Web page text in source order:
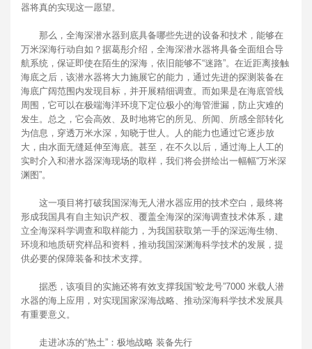
器将真的实现这一愿望。
那么，全海深潜水器到底具备哪些先进的设备和技术，能够在
万米深海行动自如？据葛彤介绍，全海深潜水器将具备全面组合导
航系统，保证即使在陌生的深海，依旧能够不“迷路”。在近距离接触
海底之后，该潜水器将大力施展它的能力，通过先进的探测装备在
海底广阔范围内发现目标，并开展精细调查。而如果是在海底管线
周围，它可以在极端海洋环境下定位极小的海管泄漏，防止灾难的
发生。总之，它会高效、及时地将它的所见、所闻、所感全部转化
为信息，穿透万米水深，知晓于世人。人的能力也通过它逐步放
大，由水面无缝延伸至海底。甚至，在不久以后，通过海上人工的
实时介入和潜水器深海现场的取样，我们将会拼绘出一幅幅“万米深
渊图”。
这一项目将打破我国深海无人潜水器应用的技术空白，最终将
形成我国具有自主知识产权、覆盖全海深的深海调查技术体系，建
立全海深科学调查和取样能力，为我国获取第一手的深远海生物、
环境和地质研究样品和资料，推动我国深渊海科学技术的发展，提
供必要的保障装备和技术支撑。
据悉，该项目的实施还将有效支撑我国“蛟龙号”7000 米载人潜
水器的海上应用，对实现国家深海战略、推动深海科学技术发展具
有重要意义。
走进冰冻的“热土”：极地战略 装备先行